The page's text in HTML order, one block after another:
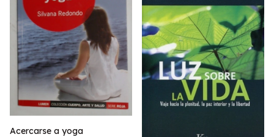
Acercarse a yoga